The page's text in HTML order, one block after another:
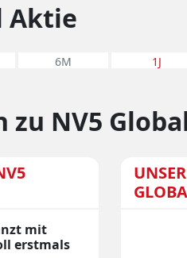
Aktie
6M 1J
NV5
mit
erstmals